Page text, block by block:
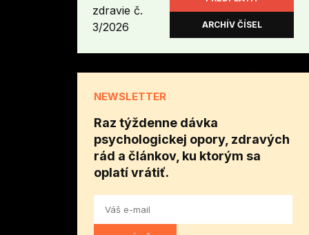
ARCHÍV ČÍSEL
NEWSLETTER
Raz týždenne dávka
psychologickej opory, zdravých
rád a článkov, ku ktorým sa
oplatí vrátiť.